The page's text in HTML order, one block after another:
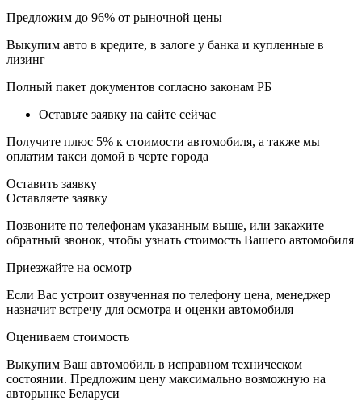
Предложим до 96% от рыночной цены
Выкупим авто в кредите, в залоге у банка и купленные в
лизинг
Полный пакет документов согласно законам РБ
Оставьте заявку на сайте сейчас
Получите плюс 5% к стоимости автомобиля, а также мы
оплатим такси домой в черте города
Оставить заявку
Оставляете заявку
Позвоните по телефонам указанным выше, или закажите
обратный звонок, чтобы узнать стоимость Вашего автомобиля
Приезжайте на осмотр
Если Вас устроит озвученная по телефону цена, менеджер
назначит встречу для осмотра и оценки автомобиля
Оцениваем стоимость
Выкупим Ваш автомобиль в исправном техническом
состоянии. Предложим цену максимально возможную на
авторынке Беларуси